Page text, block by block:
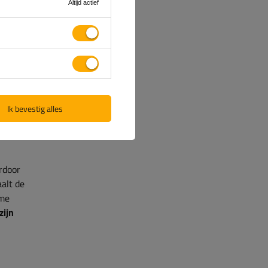
de
Altijd actief
Ik bevestig alles